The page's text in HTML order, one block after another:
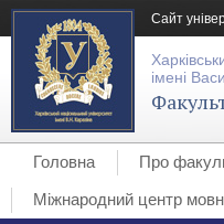
Сайт
імені
Головна Про
Міжнародний центр